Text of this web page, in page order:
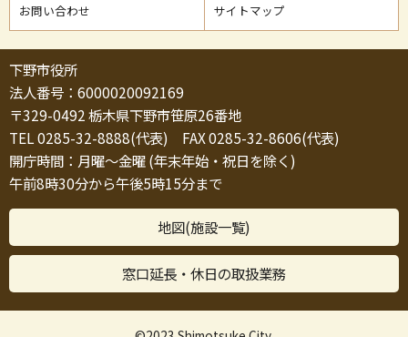
お問い合わせ サイトマップ
下野市役所
法人番号：6000020092169
〒329-0492 栃木県下野市笹原26番地
TEL 0285-32-8888(代表) FAX 0285-32-8606(代表)
開庁時間：月曜～金曜 (年末年始・祝日を除く)
午前8時30分から午後5時15分まで
地図(施設一覧)
窓口延長・休日の取扱業務